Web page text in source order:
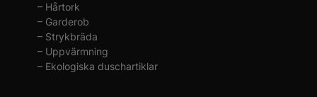
– Hårtork
– Garderob
– Strykbräda
– Uppvärmning
– Ekologiska duschartiklar